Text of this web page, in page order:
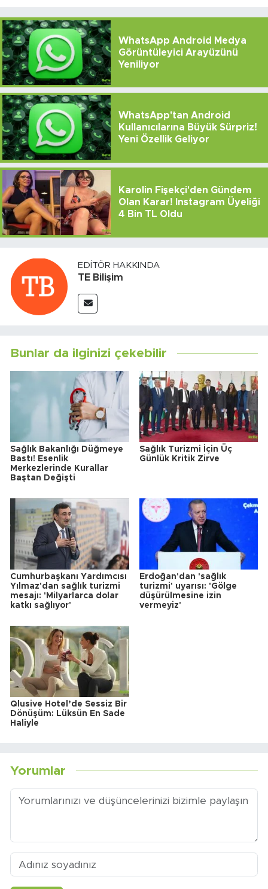
WhatsApp Android Medya
Görüntüleyici Arayüzünü
Yeniliyor
WhatsApp'tan Android
Kullanıcılarına Büyük Sürpriz!
Yeni Özellik Geliyor
Karolin Fişekçi'den Gündem
Olan Karar! Instagram Üyeliği
4 Bin TL Oldu
EDITÖR HAKKINDA
TE Bilişim
Bunlar da ilginizi çekebilir
Sağlık Bakanlığı Düğmeye
Bastı! Esenlik
Merkezlerinde Kurallar
Baştan Değişti
Sağlık Turizmi İçin Üç
Günlük Kritik Zirve
Cumhurbaşkanı Yardımcısı
Yılmaz'dan sağlık turizmi
mesajı: 'Milyarlarca dolar
katkı sağlıyor'
Erdoğan'dan 'sağlık
turizmi' uyarısı: 'Gölge
düşürülmesine izin
vermeyiz'
Qlusive Hotel’de Sessiz Bir
Dönüşüm: Lüksün En Sade
Haliyle
Yorumlar